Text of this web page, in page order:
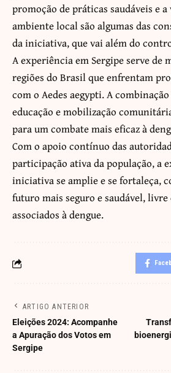
promoção de práticas saudáveis e
ambiente local são algumas das
da iniciativa, que vai além do
A experiência em Sergipe serve de
regiões do Brasil que enfrentam
com o Aedes aegypti. A
educação e mobilização
para um combate mais eficaz à
Com o apoio contínuo das
participação ativa da população, a
iniciativa se amplie e se fortaleça,
futuro mais seguro e saudável, livre
associados à dengue.
ARTIGO ANTERIOR
Eleições 2024: Acompanhe
a Apuração dos Votos em
Sergipe